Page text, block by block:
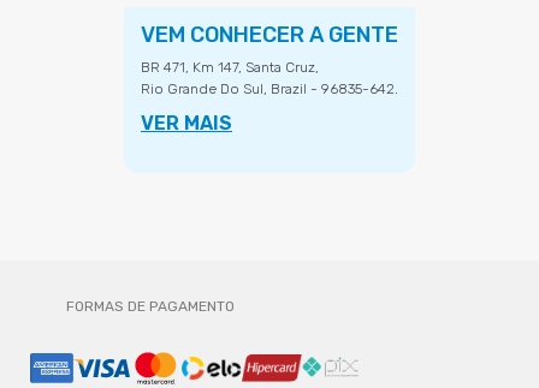
VEM CONHECER A GENTE
BR 471, Km 147, Santa Cruz,
Rio Grande Do Sul, Brazil - 96835-642.
VER MAIS
FORMAS DE PAGAMENTO